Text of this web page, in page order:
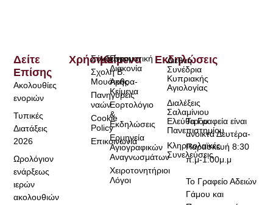
Τα Γραφεία είναι
ανοικτά Δευτέρα-
Παρασκευή 8:30
π.μ-1:00μ.μ
Το Γραφείο Αδειών
Γάμου και
Χρήσιμα
Σύνδεσμοι
Σχολή Β.
Μουσικής
Πανηγύρεις
ναών
Cookie
Policy
Επικοινωνία
Κείμενα
Πνευματική
Διακονία
Άρθρα-
Κείμενα
Εορτολόγιο
&
Εκδηλώσεις
Ερμηνεία
Αγιογραφικών
Αναγνωσμάτων
Χειροτονητήριοι
Λόγοι
Δείτε
Επίσης
Ακολουθίες
ενοριών
Τυπικές
Διατάξεις
2026
Ωρολόγιον
ενάρξεως
ιερών
ακολουθιών
Εκδηλώσεις
Διεθνή
Συνέδρια
Κυπριακής
Αγιολογίας
Διαλέξεις
Σαλαμίνιου
Ελεύθερου
Πανεπιστημίου
Κληρικολαϊκές
Συνελεύσεις